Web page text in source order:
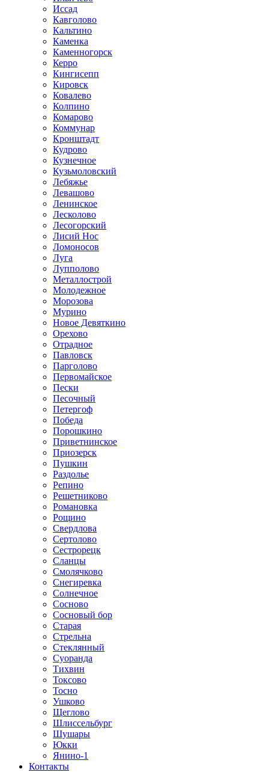
Иссад
Кавголово
Кальтино
Каменка
Каменногорск
Керро
Кингисепп
Кировск
Ковалево
Колпино
Комарово
Коммунар
Кронштадт
Кудрово
Кузнечное
Кузьмоловский
Лебяжье
Левашово
Ленинское
Лесколово
Лесогорский
Лисий Нос
Ломоносов
Луга
Лупполово
Металлострой
Молодежное
Морозова
Мурино
Новое Девяткино
Орехово
Отрадное
Павловск
Парголово
Первомайское
Пески
Песочный
Петергоф
Победа
Порошкино
Приветнинское
Приозерск
Пушкин
Раздолье
Репино
Решетниково
Романовка
Рощино
Свердлова
Сертолово
Сестрорецк
Сланцы
Смолячково
Снегиревка
Солнечное
Сосново
Сосновый бор
Старая
Стрельна
Стеклянный
Суоранда
Тихвин
Токсово
Тосно
Ушково
Щеглово
Шлиссельбург
Шушары
Юкки
Янино-1
Контакты